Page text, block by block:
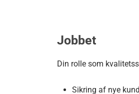
Jobbet
Din rolle som
Sikring af nye